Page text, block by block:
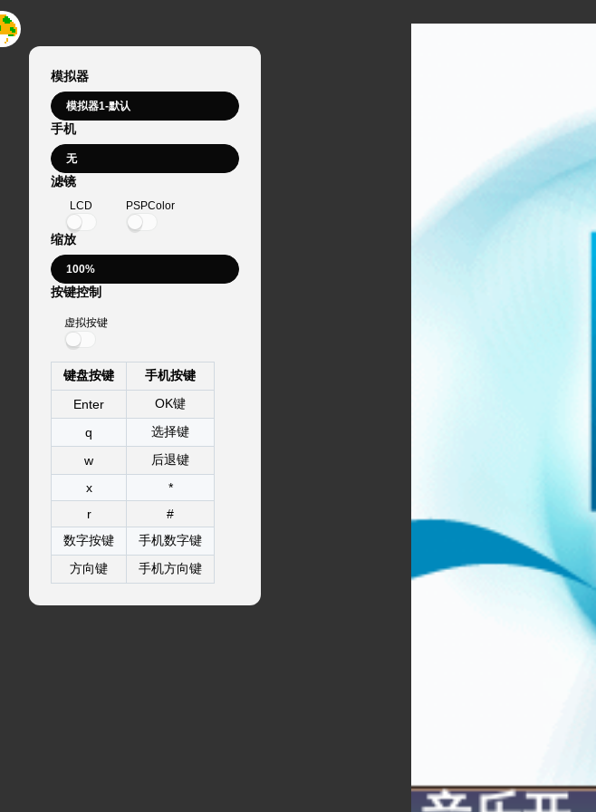
模拟器
手机
滤镜
LCD PSPColor
缩放
按键控制
虚拟按键
键盘按键
手机按键
Enter
OK键
q
选择键
w
后退键
x
*
r
#
数字按键
手机数字键
方向键
手机方向键